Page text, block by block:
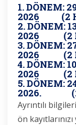
1. DÖNEM:
2026 (2
2. DÖNEM:
2026 (2
3. DÖNEM:
2026 (2
4. DÖNEM:
2026 (2
5. DÖNEM:
2026. (2
Ayrıntılı
ön